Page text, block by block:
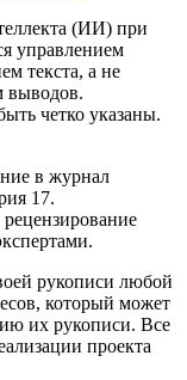
(ИИ) при
управлением
текста, а не
выводов.
четко указаны.
в журнал
17.
рукописи любой
который может
их рукописи. Все
проекта